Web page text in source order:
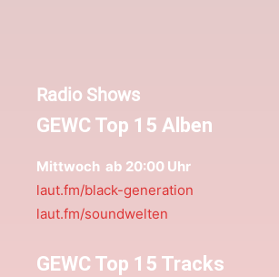
Radio Shows
GEWC Top 15 Alben
Mittwoch ab 20:00 Uhr
laut.fm/black-generation
laut.fm/soundwelten
GEWC Top 15 Tracks